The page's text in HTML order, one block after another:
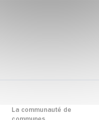
La communauté de